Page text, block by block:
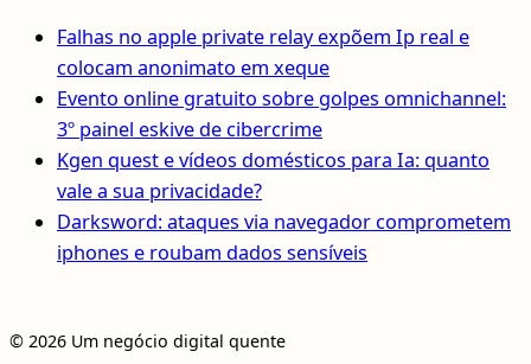
Falhas no apple private relay expõem Ip real e
colocam anonimato em xeque
Evento online gratuito sobre golpes omnichannel:
3º painel eskive de cibercrime
Kgen quest e vídeos domésticos para Ia: quanto
vale a sua privacidade?
Darksword: ataques via navegador comprometem
iphones e roubam dados sensíveis
© 2026 Um negócio digital quente